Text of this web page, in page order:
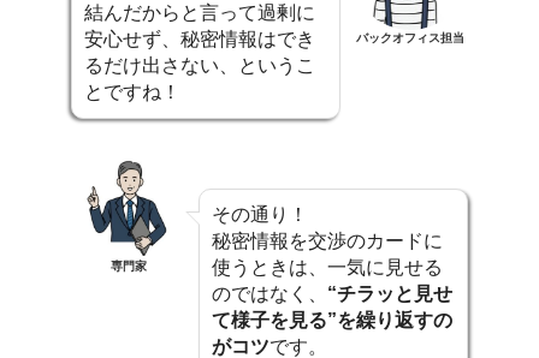
結んだからと言って過剰に
安心せず、秘密情報はでき
るだけ出さない、というこ
とですね！
バックオフィス担当
専門家
その通り！
秘密情報を交渉のカードに
使うときは、一気に見せる
のではなく、 “チラッと見せ
て様子を見る”を繰り返すの
がコツです。